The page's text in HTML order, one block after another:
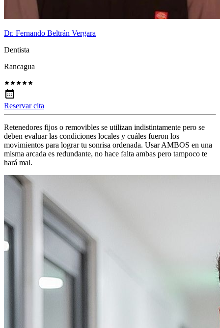
Dr. Fernando Beltrán Vergara
Dentista
Rancagua
Reservar cita
Retenedores fijos o removibles se utilizan indistintamente pero se
deben evaluar las condiciones locales y cuáles fueron los
movimientos para lograr tu sonrisa ordenada. Usar AMBOS en una
misma arcada es redundante, no hace falta ambas pero tampoco te
hará mal.